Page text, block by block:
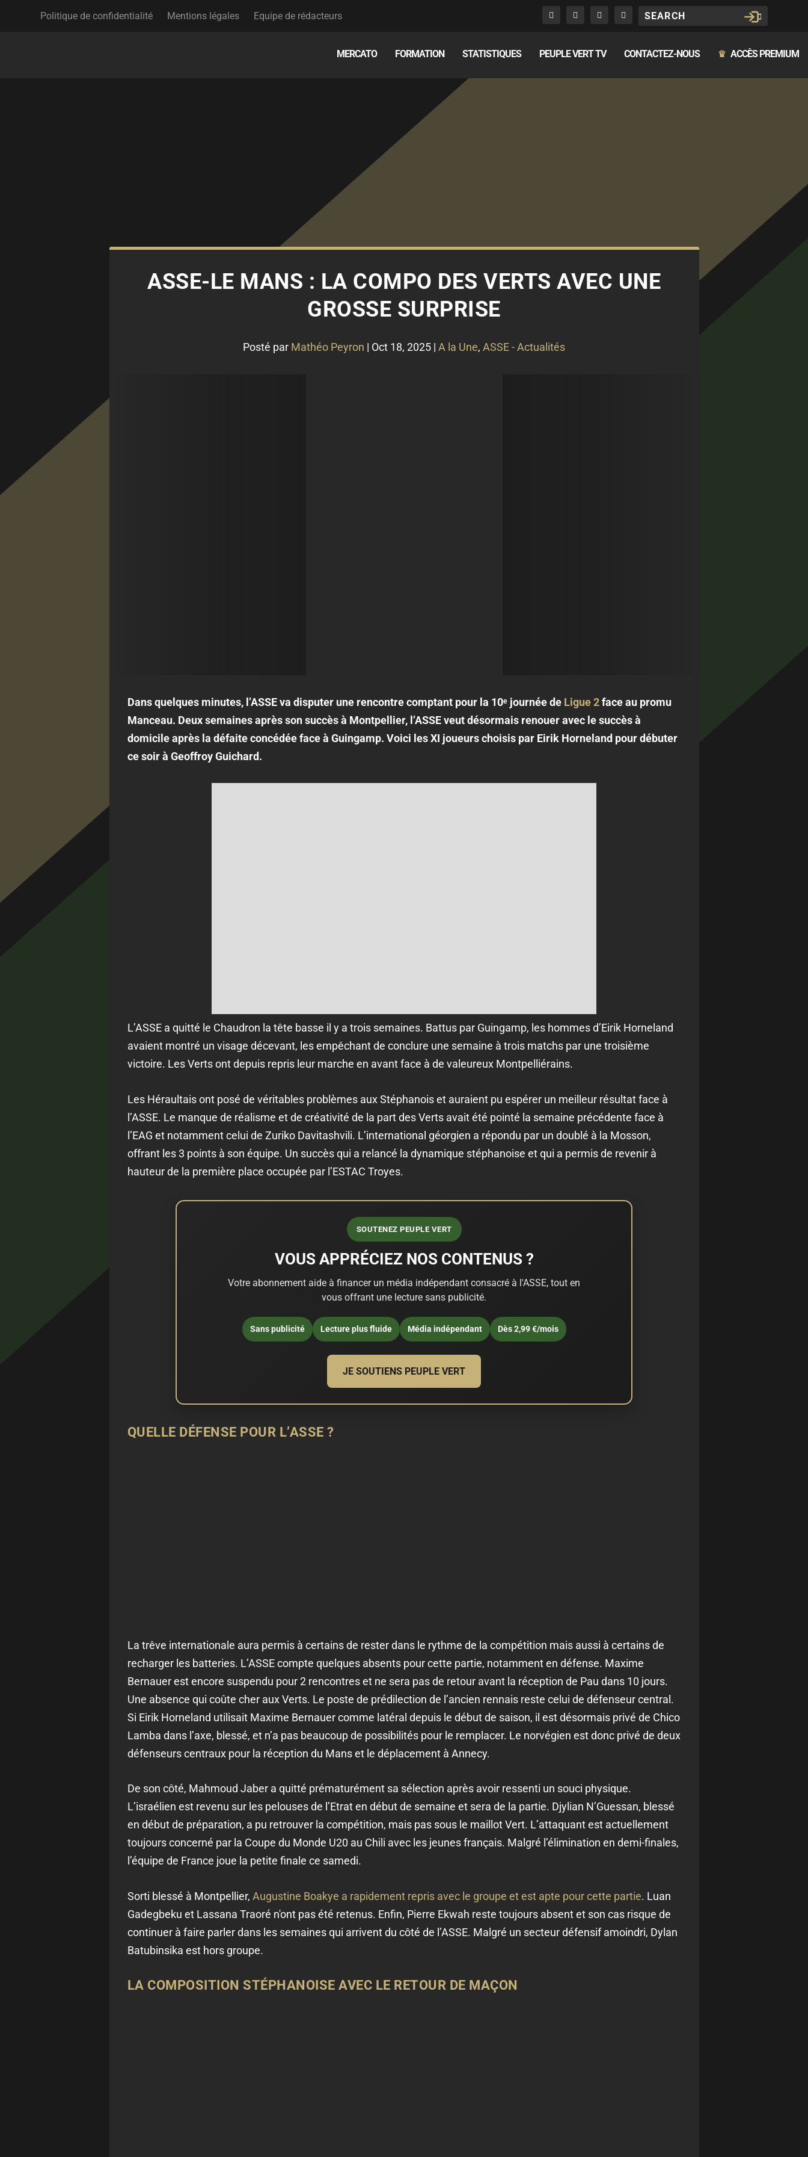
Politique de confidentialité Mentions légales Equipe de rédacteurs
MERCATO FORMATION STATISTIQUES PEUPLE VERT TV CONTACTEZ-NOUS ♛ ACCÈS PREMIUM
ASSE-LE MANS : LA COMPO DES VERTS AVEC UNE
GROSSE SURPRISE
Posté par Mathéo Peyron | Oct 18, 2025 | A la Une, ASSE - Actualités
Dans quelques minutes, l’ASSE va disputer une rencontre comptant pour la 10ᵉ journée de Ligue 2face au promu
Manceau. Deux semaines après son succès à Montpellier, l’ASSE veut désormais renouer avec le succès à
domicile après la défaite concédée face à Guingamp. Voici les XI joueurs choisis par Eirik Horneland pour débuter
ce soir à Geoffroy Guichard.
L’ASSE a quitté le Chaudron la tête basse il y a trois semaines. Battus par Guingamp, les hommes d’Eirik Horneland
avaient montré un visage décevant, les empêchant de conclure une semaine à trois matchs par une troisième
victoire. Les Verts ont depuis repris leur marche en avant face à de valeureux Montpelliérains.
Les Héraultais ont posé de véritables problèmes aux Stéphanois et auraient pu espérer un meilleur résultat face à
l’ASSE. Le manque de réalisme et de créativité de la part des Verts avait été pointé la semaine précédente face à
l’EAG et notamment celui de Zuriko Davitashvili. L’international géorgien a répondu par un doublé à la Mosson,
offrant les 3 points à son équipe. Un succès qui a relancé la dynamique stéphanoise et qui a permis de revenir à
hauteur de la première place occupée par l’ESTAC Troyes.
SOUTENEZ PEUPLE VERT
VOUS APPRÉCIEZ NOS CONTENUS ?
Votre abonnement aide à financer un média indépendant consacré à l'ASSE, tout en
vous offrant une lecture sans publicité.
Sans publicité Lecture plus fluide Média indépendant Dès 2,99 €/mois
JE SOUTIENS PEUPLE VERT
QUELLE DÉFENSE POUR L’ASSE ?
La trêve internationale aura permis à certains de rester dans le rythme de la compétition mais aussi à certains de
recharger les batteries. L’ASSE compte quelques absents pour cette partie, notamment en défense. Maxime
Bernauer est encore suspendu pour 2 rencontres et ne sera pas de retour avant la réception de Pau dans 10 jours.
Une absence qui coûte cher aux Verts. Le poste de prédilection de l’ancien rennais reste celui de défenseur central.
Si Eirik Horneland utilisait Maxime Bernauer comme latéral depuis le début de saison, il est désormais privé de Chico
Lamba dans l’axe, blessé, et n’a pas beaucoup de possibilités pour le remplacer. Le norvégien est donc privé de deux
défenseurs centraux pour la réception du Mans et le déplacement à Annecy.
De son côté, Mahmoud Jaber a quitté prématurément sa sélection après avoir ressenti un souci physique.
L’israélien est revenu sur les pelouses de l’Etrat en début de semaine et sera de la partie. Djylian N’Guessan, blessé
en début de préparation, a pu retrouver la compétition, mais pas sous le maillot Vert. L’attaquant est actuellement
toujours concerné par la Coupe du Monde U20 au Chili avec les jeunes français. Malgré l’élimination en demi-finales,
l’équipe de France joue la petite finale ce samedi.
Sorti blessé à Montpellier, Augustine Boakye a rapidement repris avec le groupe et est apte pour cette partie. Luan
Gadegbeku et Lassana Traoré n'ont pas été retenus. Enfin, Pierre Ekwah reste toujours absent et son cas risque de
continuer à faire parler dans les semaines qui arrivent du côté de l’ASSE. Malgré un secteur défensif amoindri, Dylan
Batubinsika est hors groupe.
LA COMPOSITION STÉPHANOISE AVEC LE RETOUR DE MAÇON